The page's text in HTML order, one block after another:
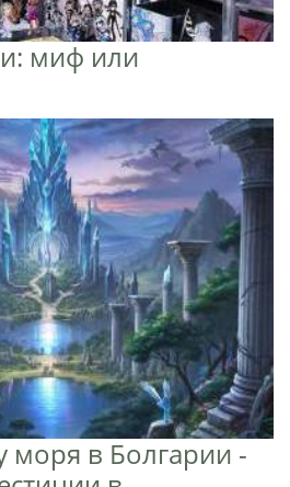
миф или
моря в Болгарии -